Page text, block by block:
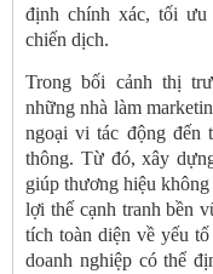
định chính xác, tối ưu
chiến dịch.
Trong bối cảnh thị
những nhà làm
ngoại vi tác động đến
thông. Từ đó, xây
giúp thương hiệu
lợi thế cạnh tranh bền
tích toàn diện về yếu
doanh nghiệp có thể